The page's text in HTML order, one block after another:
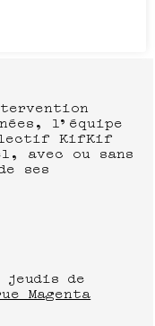
l’équipe
KifKif
avec ou sans
ses
de
Magenta